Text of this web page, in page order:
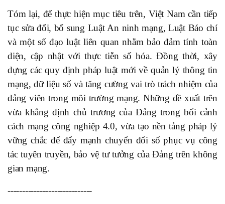
Tóm lại, để thực hiện mục tiêu trên, Việt Nam cần tiếp
tục sửa đổi, bổ sung Luật An ninh mạng, Luật Báo chí
và một số đạo luật liên quan nhằm bảo đảm tính toàn
diện, cập nhật với thực tiễn số hóa. Đồng thời, xây
dựng các quy định pháp luật mới về quản lý thông tin
mạng, dữ liệu số và tăng cường vai trò trách nhiệm của
đảng viên trong môi trường mạng. Những đề xuất trên
vừa khẳng định chủ trương của Đảng trong bối cảnh
cách mạng công nghiệp 4.0, vừa tạo nền tảng pháp lý
vững chắc để đẩy mạnh chuyển đổi số phục vụ công
tác tuyên truyền, bảo vệ tư tưởng của Đảng trên không
gian mạng.
-----------------------------